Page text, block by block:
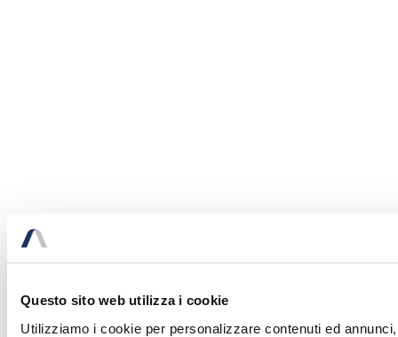
Questo sito web utilizza i cookie
Utilizziamo i cookie per personalizzare contenuti ed